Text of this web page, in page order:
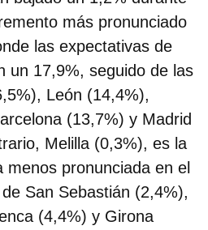
más pronunciado
las expectativas de
un 17,9%, seguido de las
León (14,4%),
(13,7%) y Madrid
Melilla (0,3%), es la
menos pronunciada en el
San Sebastián (2,4%),
(4,4%) y Girona